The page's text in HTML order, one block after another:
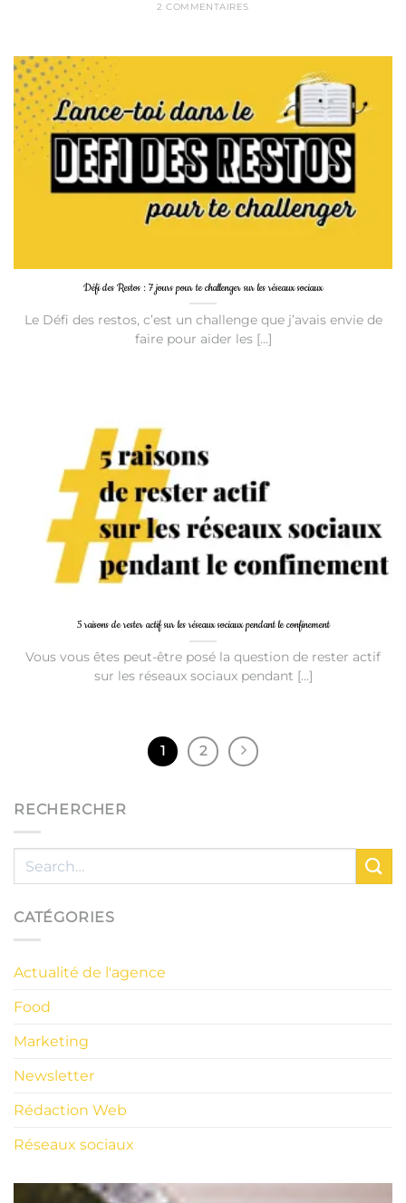
2 COMMENTAIRES
Défi des Restos : 7 jours pour te challenger sur les réseaux sociaux
Le Défi des restos, c’est un challenge que j’avais envie de
faire pour aider les [...]
5 raisons de rester actif sur les réseaux sociaux pendant le confinement
Vous vous êtes peut-être posé la question de rester actif
sur les réseaux sociaux pendant [...]
1 2
RECHERCHER
CATÉGORIES
Actualité de l'agence
Food
Marketing
Newsletter
Rédaction Web
Réseaux sociaux